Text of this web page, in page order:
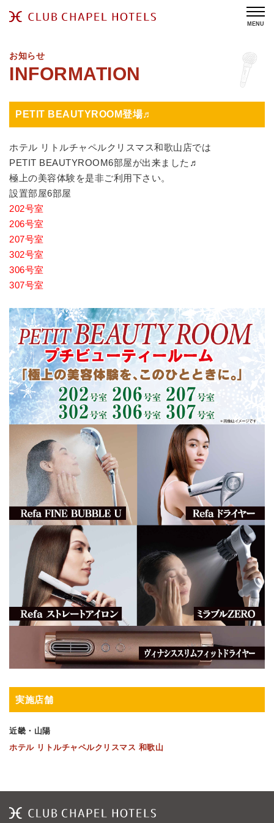
MENU
お知らせ
PETIT BEAUTYROOM登場♬
ホテル リトルチャペルクリスマス和歌山店では
PETIT BEAUTYROOM6部屋が出来ました♬
極上の美容体験を是非ご利用下さい。
設置部屋6部屋
202号室
206号室
207号室
302号室
306号室
307号室
実施店舗
近畿・山陽
ホテル リトルチャペルクリスマス 和歌山